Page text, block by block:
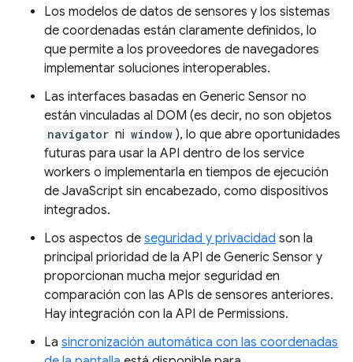
Los modelos de datos de sensores y los sistemas
de coordenadas están claramente definidos, lo
que permite a los proveedores de navegadores
implementar soluciones interoperables.
Las interfaces basadas en Generic Sensor no
están vinculadas al DOM (es decir, no son objetos
navigator ni window ), lo que abre oportunidades
futuras para usar la API dentro de los service
workers o implementarla en tiempos de ejecución
de JavaScript sin encabezado, como dispositivos
integrados.
Los aspectos de seguridad y privacidad son la
principal prioridad de la API de Generic Sensor y
proporcionan mucha mejor seguridad en
comparación con las APIs de sensores anteriores.
Hay integración con la API de Permissions.
La sincronización automática con las coordenadas